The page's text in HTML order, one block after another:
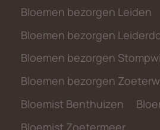
Bloemen bezorgen Leiden
Bloemen bezorgen
Bloemen bezorgen
Bloemen bezorgen
Bloemist Benthuizen
Bloemist Zoetermeer